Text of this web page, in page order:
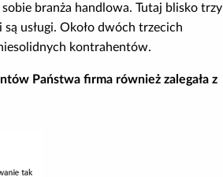
branża handlowa. Tutaj blisko trzy
usługi. Około dwóch trzecich
kontrahentów.
Państwa firma również zalegała z